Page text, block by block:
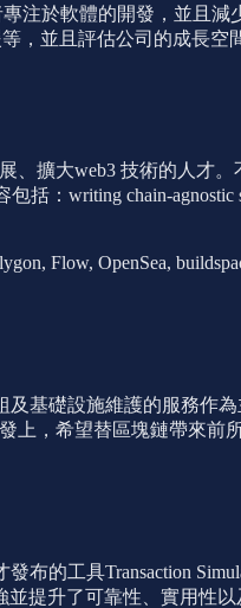
於軟體的開發，並且
等，並且評估公司的成長空
擴大web3 技術的人才
writing chain-agnostic
Flow, OpenSea,
基礎設施維護的服務作
上，希望替區塊鏈帶來前
的工具Transaction
提升了可靠性、實用性